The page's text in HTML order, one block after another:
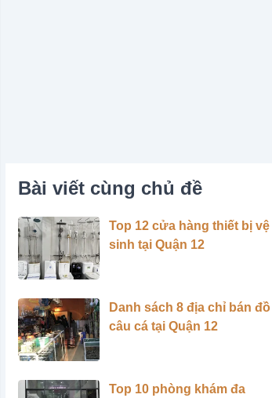
Bài viết cùng chủ đề
Top 12 cửa hàng thiết bị vệ
sinh tại Quận 12
Danh sách 8 địa chỉ bán đồ
câu cá tại Quận 12
Top 10 phòng khám đa